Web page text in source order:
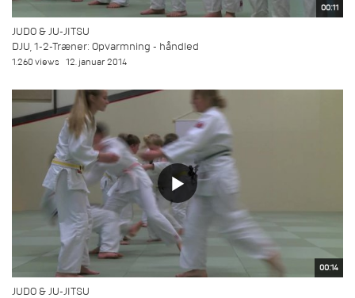
00:11
JUDO & JU-JITSU
DJU, 1-2-Træner: Opvarmning - håndled
1.260 views 12. januar 2014
00:14
JUDO & JU-JITSU